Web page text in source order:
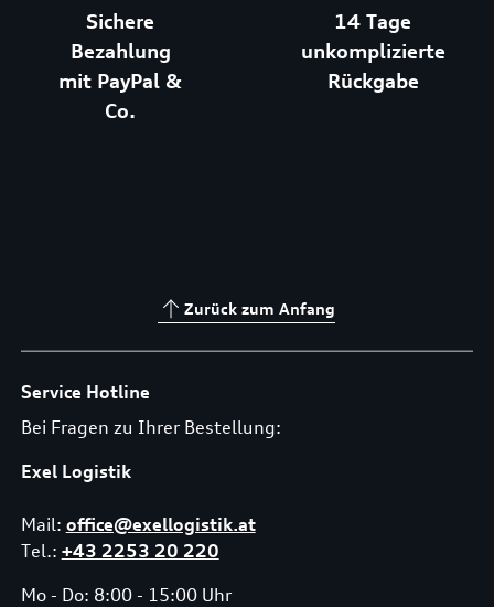
Sichere
Bezahlung
mit PayPal &
Co.
14 Tage
unkomplizierte
Rückgabe
Zurück zum Anfang
Service Hotline
Bei Fragen zu Ihrer Bestellung:
Exel Logistik
Mail: office@exellogistik.at
Tel.: +43 2253 20 220
Mo - Do: 8:00 - 15:00 Uhr